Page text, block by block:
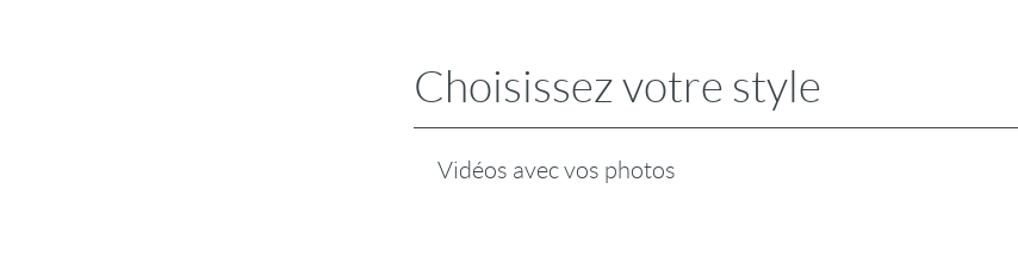
Choisissez votre style
Vidéos avec vos photos